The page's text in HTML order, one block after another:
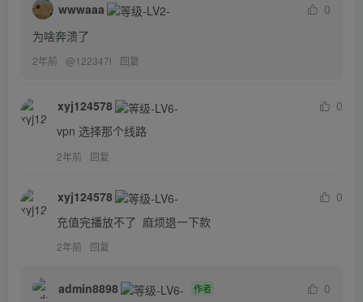
wwwaaa
0
为啥奔溃了
2年前 @122347l 回复
xyj124578
0
vpn 选择那个线路
2年前 回复
xyj124578
0
充值完播放不了  麻烦退一下款
2年前 回复
admin8898 作者
0